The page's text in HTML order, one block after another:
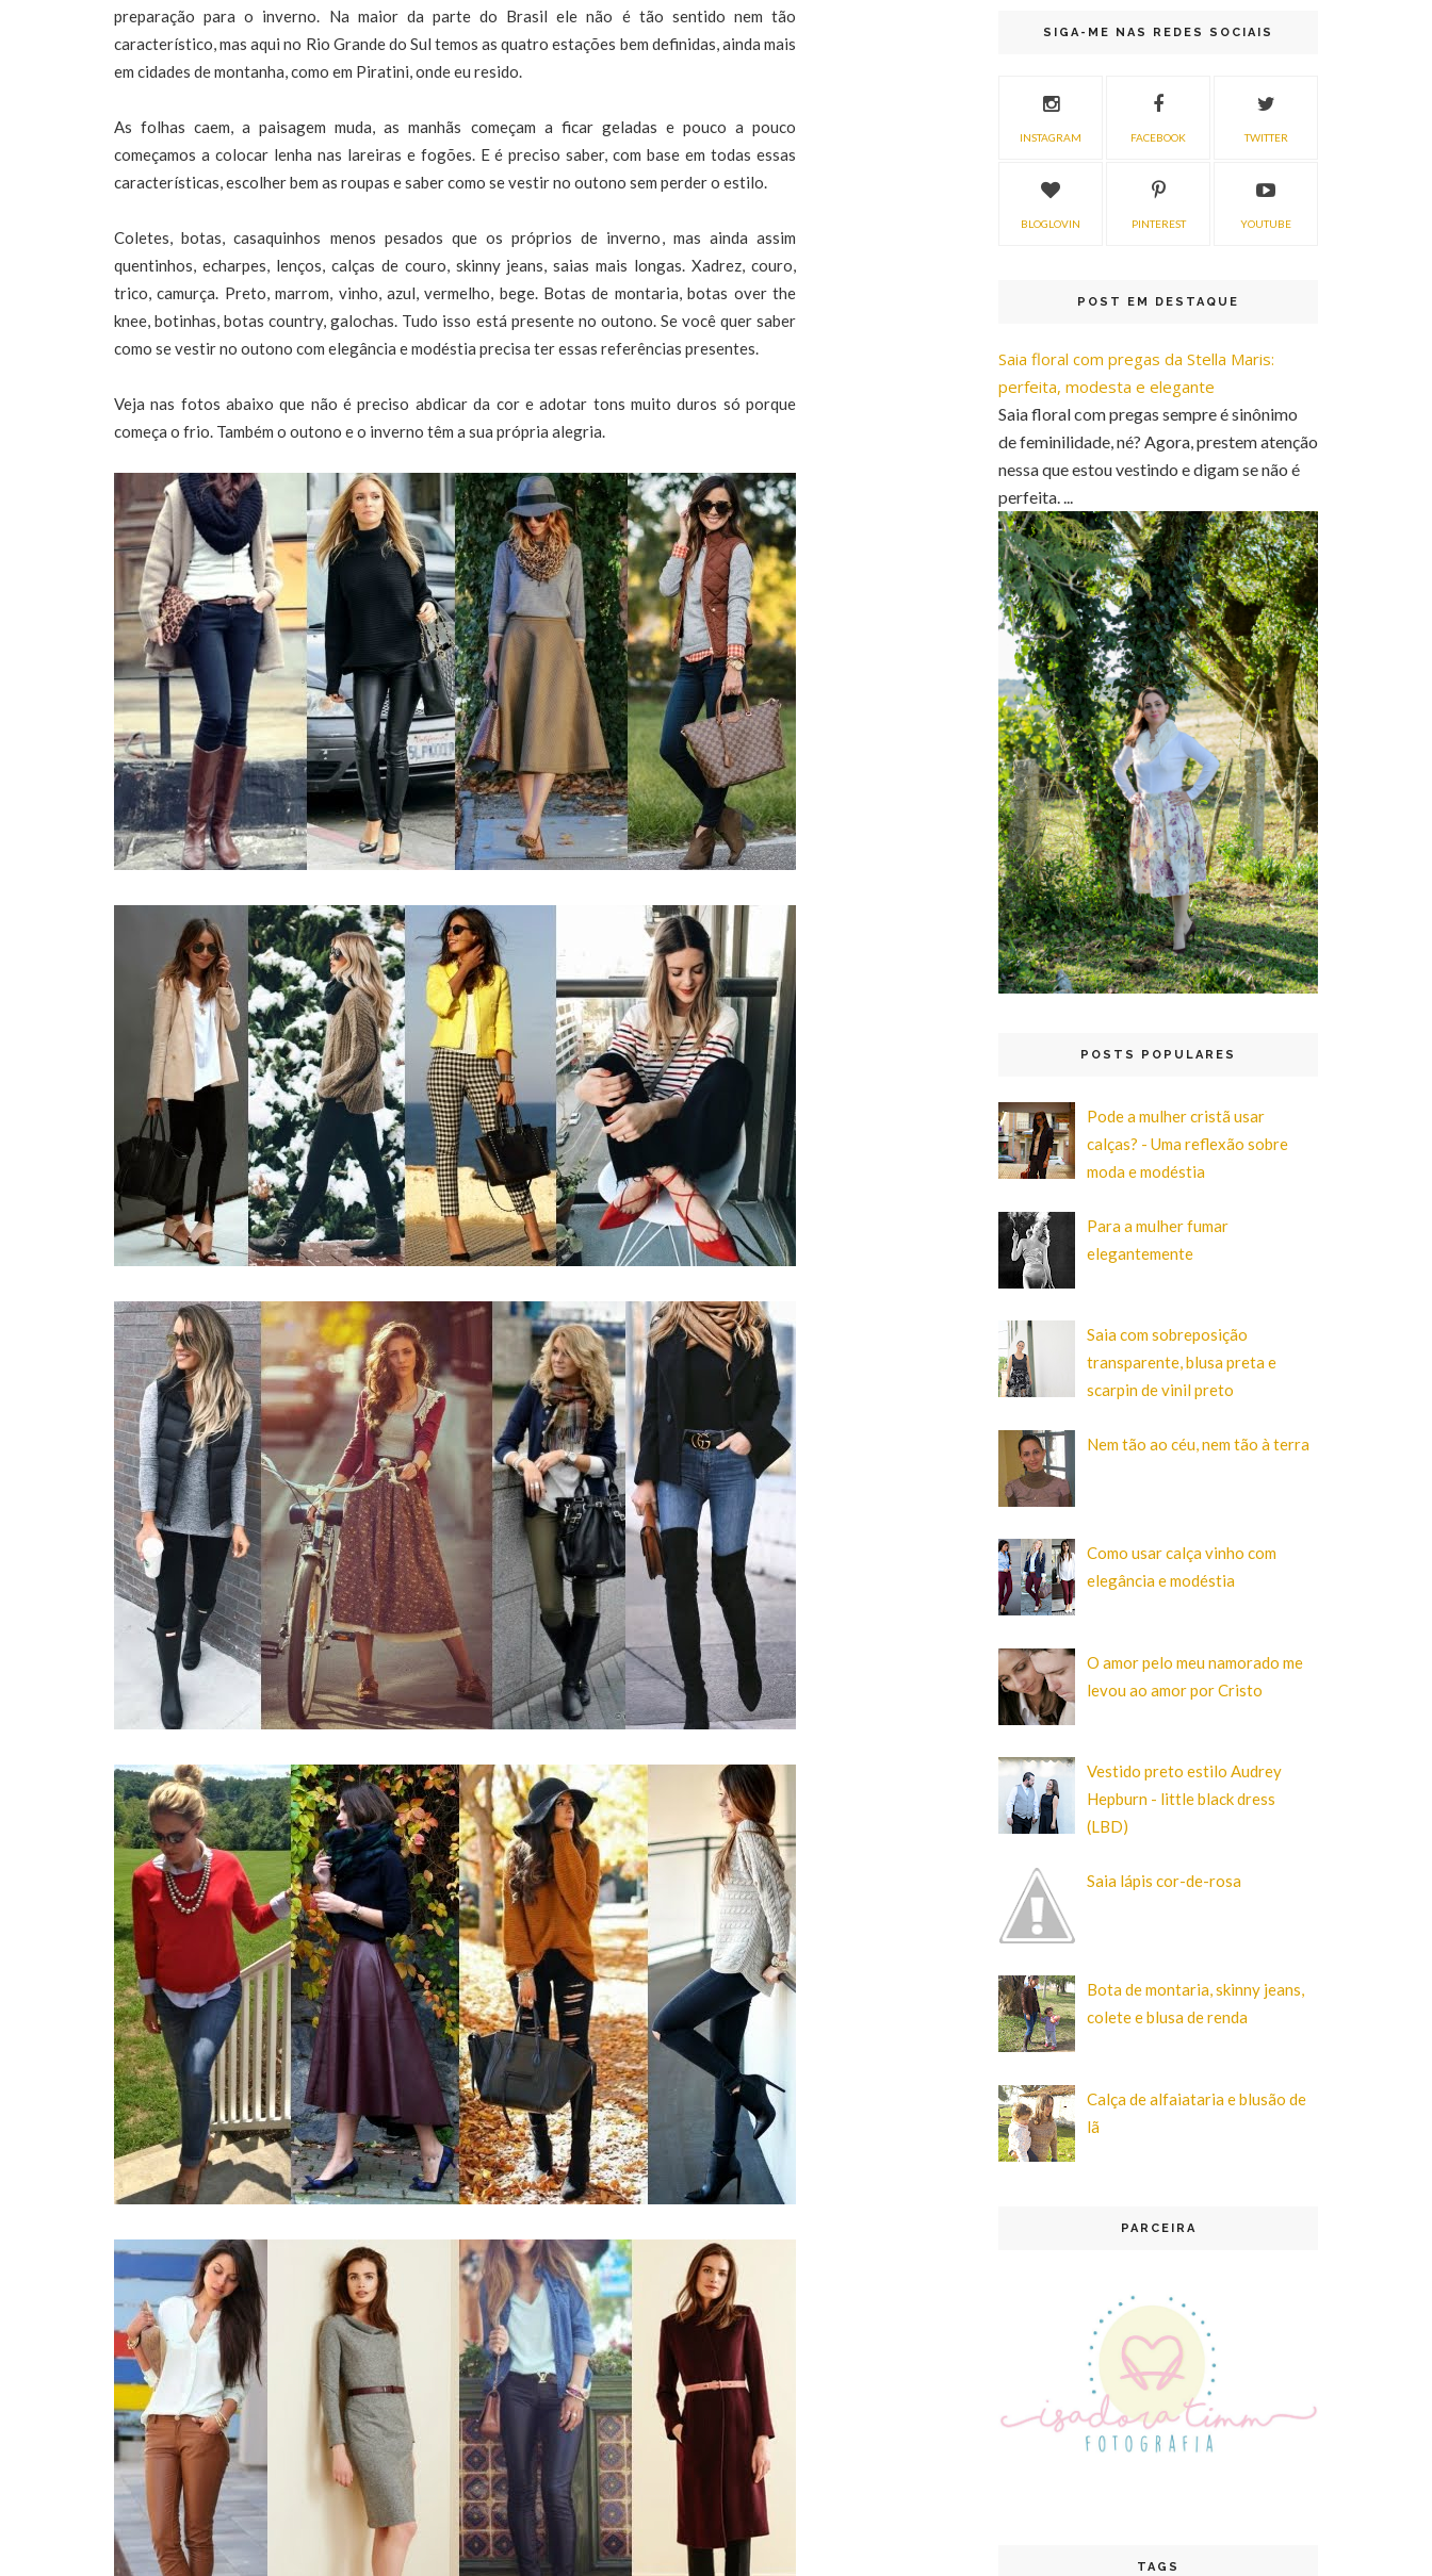
preparação para o inverno. Na maior da parte do Brasil ele não é tão sentido nem tão
característico, mas aqui no Rio Grande do Sul temos as quatro estações bem definidas, ainda mais
em cidades de montanha, como em Piratini, onde eu resido.
As folhas caem, a paisagem muda, as manhãs começam a ficar geladas e pouco a pouco
começamos a colocar lenha nas lareiras e fogões. E é preciso saber, com base em todas essas
características, escolher bem as roupas e saber como se vestir no outono sem perder o estilo.
Coletes, botas, casaquinhos menos pesados que os próprios de inverno, mas ainda assim
quentinhos, echarpes, lenços, calças de couro, skinny jeans, saias mais longas. Xadrez, couro,
trico, camurça. Preto, marrom, vinho, azul, vermelho, bege. Botas de montaria, botas over the
knee, botinhas, botas country, galochas. Tudo isso está presente no outono. Se você quer saber
como se vestir no outono com elegância e modéstia precisa ter essas referências presentes.
Veja nas fotos abaixo que não é preciso abdicar da cor e adotar tons muito duros só porque
começa o frio. Também o outono e o inverno têm a sua própria alegria.
SIGA-ME NAS REDES SOCIAIS
INSTAGRAM FACEBOOK TWITTER
BLOGLOVIN PINTEREST YOUTUBE
POST EM DESTAQUE
Saia floral com pregas da Stella Maris:
perfeita, modesta e elegante
Saia floral com pregas sempre é sinônimo
de feminilidade, né? Agora, prestem atenção
nessa que estou vestindo e digam se não é
perfeita. ...
POSTS POPULARES
Pode a mulher cristã usar
calças? - Uma reflexão sobre
moda e modéstia
Para a mulher fumar
elegantemente
Saia com sobreposição
transparente, blusa preta e
scarpin de vinil preto
Nem tão ao céu, nem tão à terra
Como usar calça vinho com
elegância e modéstia
O amor pelo meu namorado me
levou ao amor por Cristo
Vestido preto estilo Audrey
Hepburn - little black dress
(LBD)
Saia lápis cor-de-rosa
Bota de montaria, skinny jeans,
colete e blusa de renda
Calça de alfaiataria e blusão de
lã
PARCEIRA
TAGS